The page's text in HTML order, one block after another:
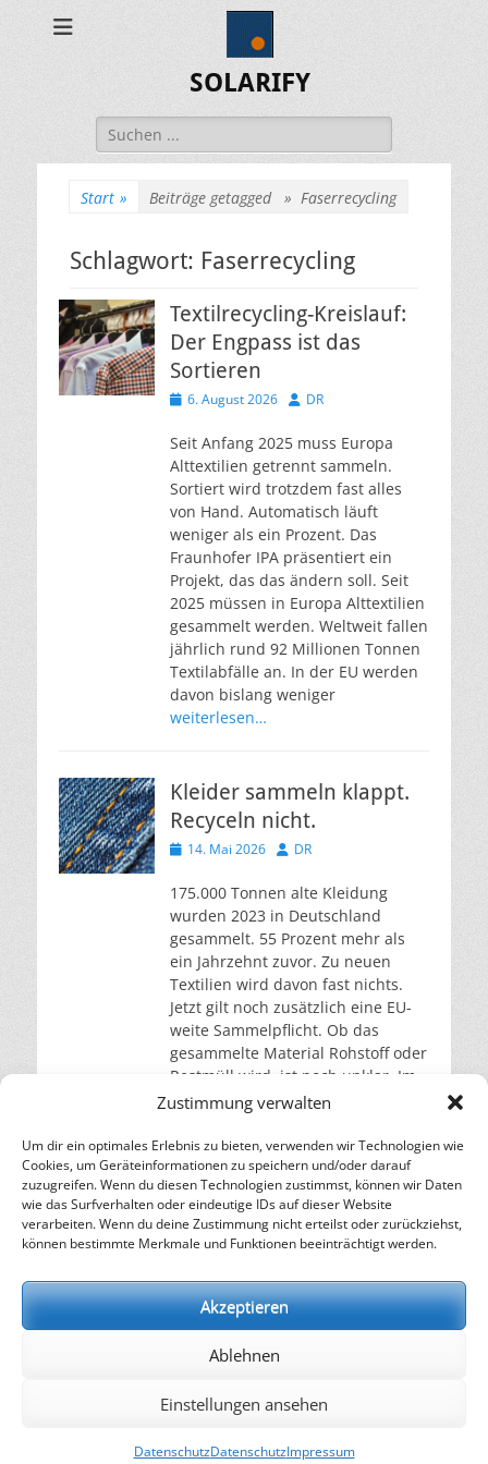
Zustimmung verwalten
Um dir ein optimales Erlebnis zu bieten, verwenden wir Technologien wie
Cookies, um Geräteinformationen zu speichern und/oder darauf
zuzugreifen. Wenn du diesen Technologien zustimmst, können wir Daten
wie das Surfverhalten oder eindeutige IDs auf dieser Website
verarbeiten. Wenn du deine Zustimmung nicht erteilst oder zurückziehst,
können bestimmte Merkmale und Funktionen beeinträchtigt werden.
Akzeptieren
Ablehnen
Einstellungen ansehen
DatenschutzDatenschutzImpressum
SOLARIFY
Suchen
nach:
Start » Beiträge getagged » Faserrecycling
Schlagwort: Faserrecycling
Textilrecycling-Kreislauf:
Der Engpass ist das
Sortieren
Veröffentlicht
6. August 2026 Autor
DR
Seit Anfang 2025 muss Europa
Alttextilien getrennt sammeln.
Sortiert wird trotzdem fast alles
von Hand. Automatisch läuft
weniger als ein Prozent. Das
Fraunhofer IPA präsentiert ein
Projekt, das das ändern soll. Seit
2025 müssen in Europa Alttextilien
gesammelt werden. Weltweit fallen
jährlich rund 92 Millionen Tonnen
Textilabfälle an. In der EU werden
davon bislang weniger
weiterlesen…
Kleider sammeln klappt.
Recyceln nicht.
Veröffentlicht
14. Mai 2026 Autor
DR
175.000 Tonnen alte Kleidung
wurden 2023 in Deutschland
gesammelt. 55 Prozent mehr als
ein Jahrzehnt zuvor. Zu neuen
Textilien wird davon fast nichts.
Jetzt gilt noch zusätzlich eine EU-
weite Sammelpflicht. Ob das
gesammelte Material Rohstoff oder
Restmüll wird, ist noch unklar. Im
Jahr 2023 erfassten Entsorger in
Statistischen Bundesamts 175.000
Tonnenweiterlesen…
– Energie für die Zukunft –
Nachhaltigkeit, Kreislaufwirtschaft,
Erneuerbare Energien, Klimawandel und Energiewende.
Datenschutz| Catch Responsive vonCatch Themes